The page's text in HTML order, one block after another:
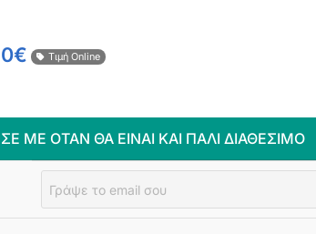
€ Τιμή Online
ΜΕ ΌΤΑΝ ΘΑ ΕΊΝΑΙ ΚΑΙ ΠΆΛΙ ΔΙΑΘΈΣΙΜΟ